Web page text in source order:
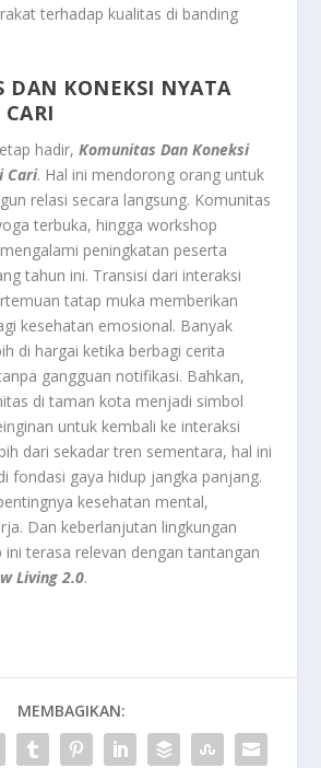
terhadap kualitas di banding
DAN KONEKSI NYATA
hadir,Komunitas Dan Koneksi
Cari. Hal ini mendorong orang untuk
relasi secara langsung. Komunitas
terbuka, hingga workshop
peningkatan peserta
tahun ini. Transisi dari interaksi
tatap muka memberikan
kesehatan emosional. Banyak
di hargai ketika berbagi cerita
gangguan notifikasi. Bahkan,
di taman kota menjadi simbol
untuk kembali ke interaksi
dari sekadar tren sementara, hal ini
fondasi gaya hidup jangka panjang.
kesehatan mental,
Dan keberlanjutan lingkungan
terasa relevan dengan tantangan
Living 2.0.
MEMBAGIKAN: